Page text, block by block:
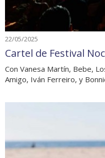
22/05/2025
Cartel de Festival
Con Vanesa Martín, Bebe,
Amigo, Iván Ferreiro, y